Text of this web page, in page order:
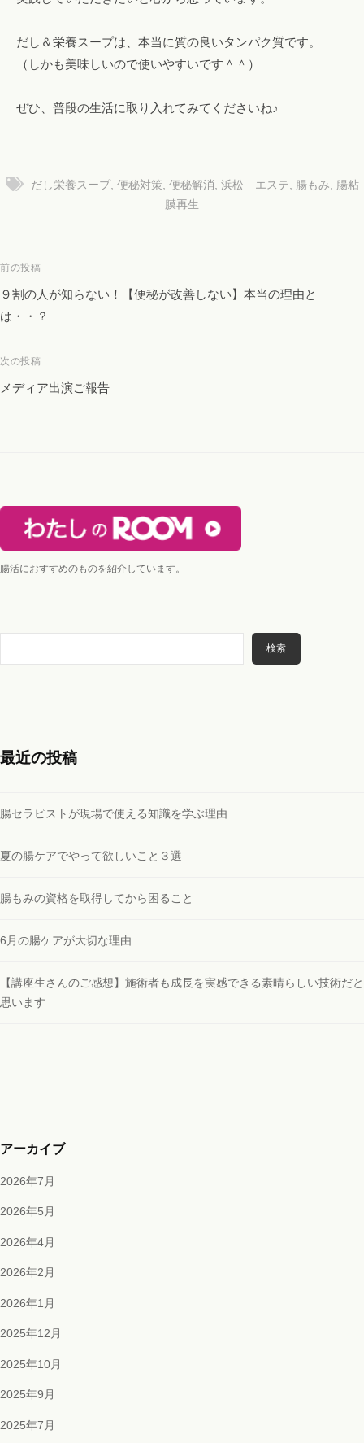
だし＆栄養スープは、本当に質の良いタンパク質です。
（しかも美味しいので使いやすいです＾＾）
ぜひ、普段の生活に取り入れてみてくださいね♪
だし栄養スープ, 便秘対策, 便秘解消, 浜松 エステ, 腸もみ, 腸粘
膜再生
投
稿
ナ
ゲ
ー
前の投稿
９割の人が知らない！【便秘が改善しない】本当の理由と
は・・？
次の投稿
メディア出演ご報告
腸活におすすめのものを紹介しています。
検索
最近の投稿
腸セラピストが現場で使える知識を学ぶ理由
夏の腸ケアでやって欲しいこと３選
腸もみの資格を取得してから困ること
6月の腸ケアが大切な理由
【講座生さんのご感想】施術者も成長を実感できる素晴らしい技術だと
思います
アーカイブ
2026年7月
2026年5月
2026年4月
2026年2月
2026年1月
2025年12月
2025年10月
2025年9月
2025年7月